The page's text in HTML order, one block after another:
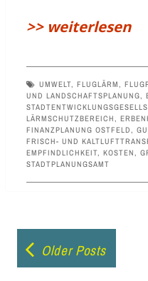
>> weiterlesen
UMWELT, FLUGLÄRM,
UND LANDSCHAFTSPLANUNG,
LÄRMSCHUTZBEREICH,
FINANZPLANUNG OSTFELD,
FRISCH- UND
EMPFINDLICHKEIT, KOSTEN,
STADTPLANUNGSAMT
Posts
navigation
Older Posts